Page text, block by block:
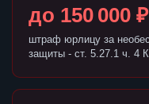
до 150 000 ₽
штраф юрлицу за
защиты - ст. 5.27.1 ч. 4